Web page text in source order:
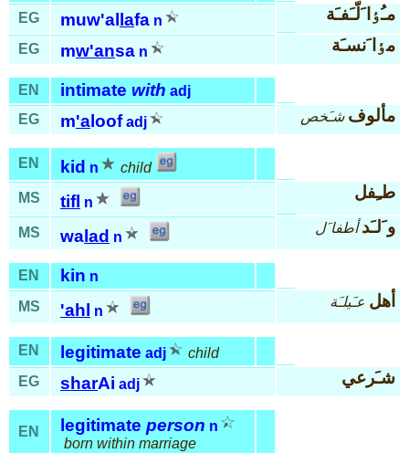
EG
muw'al lafa n مـُٶا َلّـَفـَة
EG mw'ansa n مٶا َنسـَة
EN intimate with adj
EG
m'a loof adj مألوف شـَخص
EN kid n
child
MS
tifl n
طـِفل
MS wa lad n
و َلـَد أطفا َل
EN kin n
MS
'ahl n
أهل عـَيلـَة
EN legitimate adj
child
EG
sharAi adj شـَرعي
EN legitimate person n
born within marriage